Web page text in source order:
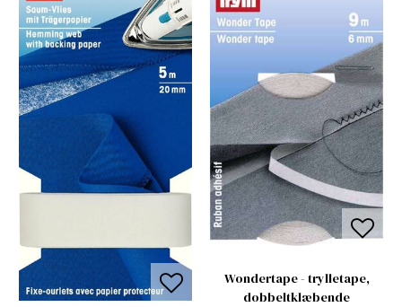
Wondertape - trylletape,
dobbeltklæbende